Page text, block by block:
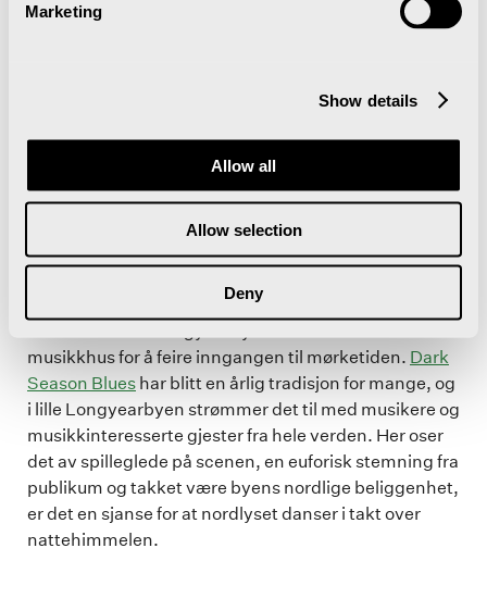
Marketing
Show details
Allow all
Allow selection
Deny
5. Mørketidsfestivalen Dark Season Blues
I slutten av oktober forvandles barer, restauranter og
musikkhus for å feire inngangen til mørketiden. Dark
Season Blues har blitt en årlig tradisjon for mange, og
i lille Longyearbyen strømmer det til med musikere og
musikkinteresserte gjester fra hele verden. Her oser
det av spilleglede på scenen, en euforisk stemning fra
publikum og takket være byens nordlige beliggenhet,
er det en sjanse for at nordlyset danser i takt over
nattehimmelen.